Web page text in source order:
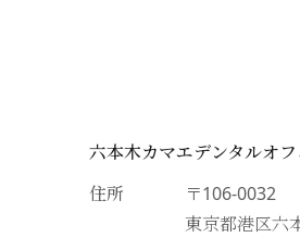
六本木カマエデンタルオフ
住所
〒106-0032
東京都港区六